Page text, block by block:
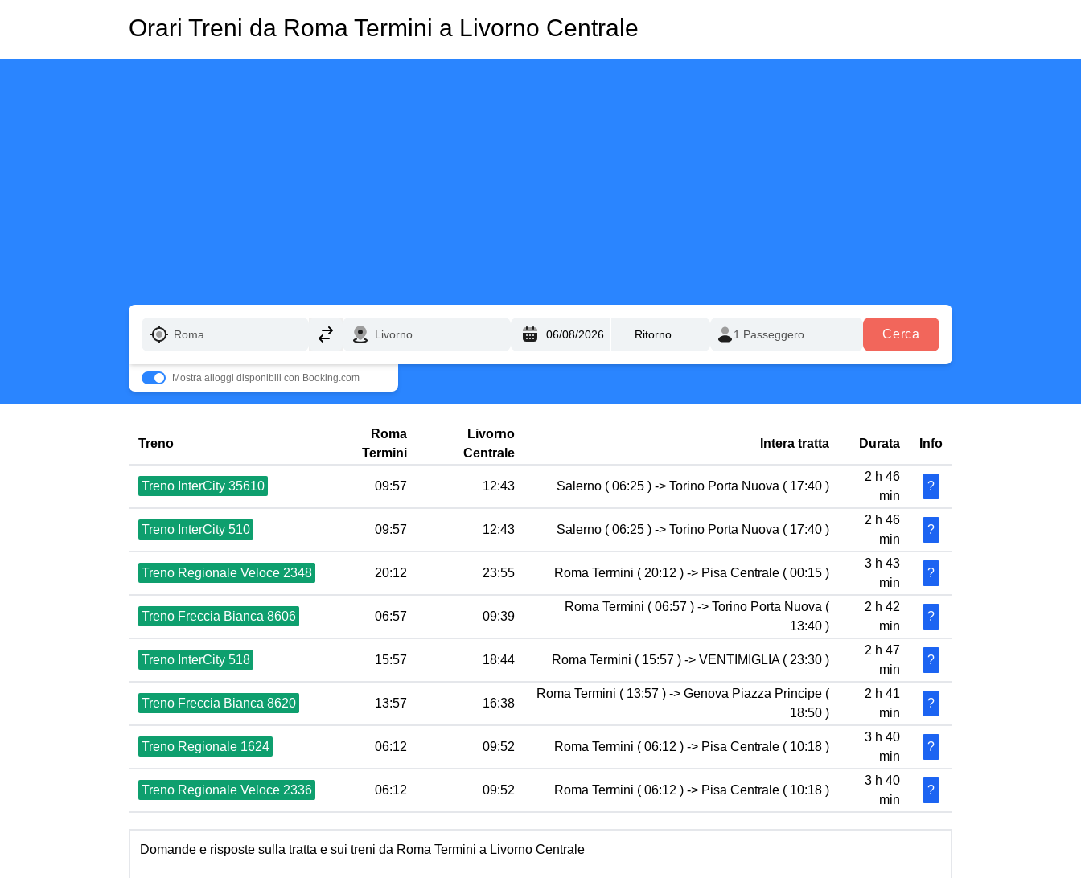
Orari Treni da Roma Termini a Livorno Centrale
Cerca
Mostra alloggi disponibili con Booking.com
Treno
Roma
Termini
Livorno
Centrale
Intera tratta Durata Info
Treno InterCity 35610 09:57 12:43 Salerno ( 06:25 ) -> Torino Porta Nuova ( 17:40 )
2 h 46
min
?
Treno InterCity 510 09:57 12:43 Salerno ( 06:25 ) -> Torino Porta Nuova ( 17:40 )
2 h 46
min
?
Treno Regionale Veloce 2348 20:12 23:55 Roma Termini ( 20:12 ) -> Pisa Centrale ( 00:15 )
3 h 43
min
?
Treno Freccia Bianca 8606 06:57 09:39
Roma Termini ( 06:57 ) -> Torino Porta Nuova (
13:40 )
2 h 42
min
?
Treno InterCity 518 15:57 18:44 Roma Termini ( 15:57 ) -> VENTIMIGLIA ( 23:30 )
2 h 47
min
?
Treno Freccia Bianca 8620 13:57 16:38
Roma Termini ( 13:57 ) -> Genova Piazza Principe (
18:50 )
2 h 41
min
?
Treno Regionale 1624 06:12 09:52 Roma Termini ( 06:12 ) -> Pisa Centrale ( 10:18 )
3 h 40
min
?
Treno Regionale Veloce 2336 06:12 09:52 Roma Termini ( 06:12 ) -> Pisa Centrale ( 10:18 )
3 h 40
min
?
Domande e risposte sulla tratta e sui treni da Roma Termini a Livorno Centrale